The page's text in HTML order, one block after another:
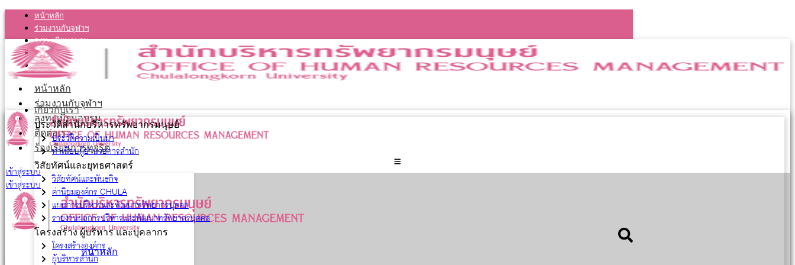
หน้าหลัก
ร่วมงานกับจุฬาฯ
ลงทะเบียนอบรม
ติดต่อเรา
ร้องเรียนการทุจริต
หน้าหลัก
ร่วมงานกับจุฬาฯ
ลงทะเบียนอบรม
ติดต่อเรา
ร้องเรียนการทุจริต
เข้าสู่ระบบ
เข้าสู่ระบบ
เกี่ยวกับเรา
ประวัติสำนักบริหารทรัพยากรมนุษย์
ประวัติความเป็นมา
ทำเนียบผู้อำนวยการสำนัก
วิสัยทัศน์และยุทธศาสตร์
วิสัยทัศน์และพันธกิจ
ค่านิยมองค์กร CHULA
แผนการบริหารและพัฒนาทรัพยากรบุคคล
รายงานผลการบริหารและพัฒนาทรัพยากรบุคคล
โครงสร้าง ผู้บริหาร และบุคลากร
โครงสร้างองค์กร
ผู้บริหารสำนัก
หน้าหลัก